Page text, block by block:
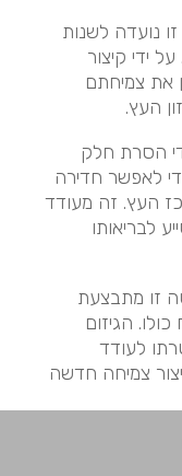
זו נועדה לשנות
ידי קיצור
את צמיחתם
העץ.
הסרת חלק
לאפשר חדירה
העץ. זה מעודד
לבריאותו
זו מתבצעת
הגיזום
לעודד
צמיחה חדשה
את הענפים